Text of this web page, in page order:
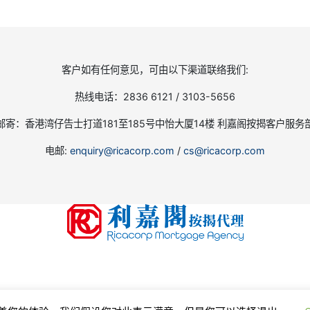
客户如有任何意见，可由以下渠道联络我们:
热线电话：2836 6121 / 3103-5656
寄：香港湾仔告士打道181至185号中怡大厦14楼 利嘉阁按揭客户服务
电邮: enquiry@ricacorp.com / cs@ricacorp.com
reserved.使用条款和私隐政策